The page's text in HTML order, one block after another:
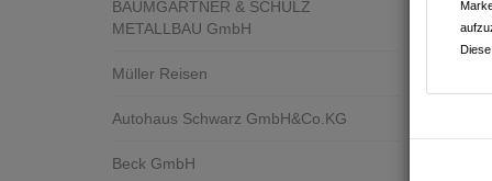
BAUMGÄRTNER & SCHULZ
METALLBAU GmbH
Müller Reisen
Autohaus Schwarz GmbH&Co.KG
Beck GmbH